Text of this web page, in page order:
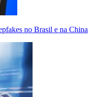
no Brasil e na China